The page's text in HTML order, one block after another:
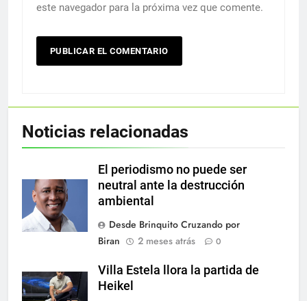
este navegador para la próxima vez que comente.
Noticias relacionadas
El periodismo no puede ser
neutral ante la destrucción
ambiental
Desde Brinquito Cruzando por
Biran
2 meses atrás 0
Villa Estela llora la partida de
Heikel